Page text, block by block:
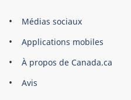
Organisation
gouvernement
du
Canada
Médias sociaux
Applications mobiles
À propos de Canada.ca
Avis